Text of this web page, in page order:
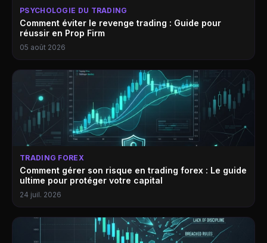
PSYCHOLOGIE DU TRADING
Comment éviter le revenge trading : Guide pour
réussir en Prop Firm
05 août 2026
TRADING FOREX
Comment gérer son risque en trading forex : Le guide
ultime pour protéger votre capital
24 juil. 2026